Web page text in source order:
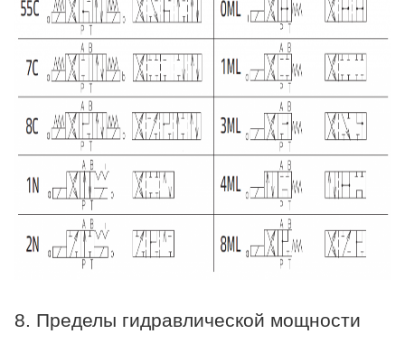
8. Пределы гидравлической мощности